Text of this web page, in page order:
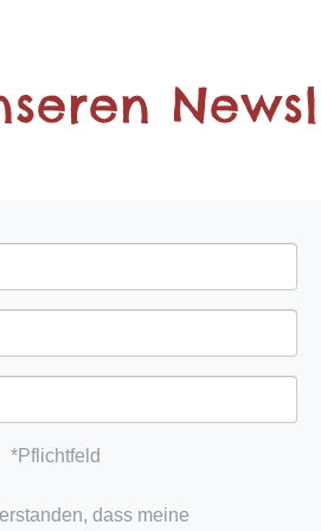
*Pflichtfeld
dass meine